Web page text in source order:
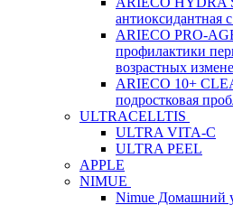
антиоксидантная
ARIECO PRO-
профилактики
возрастных
ARIECO 10+
подростковая
ULTRACELLTIS
ULTRA VITA-C
ULTRA PEEL
APPLE
NIMUE
Nimue Домашний